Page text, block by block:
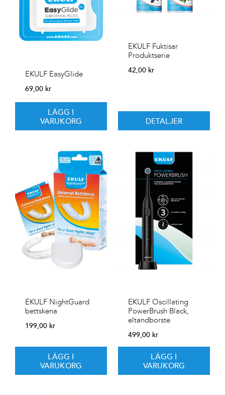
EKULF EasyGlide
69,00 kr
LÄGG I
VARUKORG
EKULF Fuktisar
Produktserie
42,00 kr
DETALJER
EKULF NightGuard
bettskena
199,00 kr
LÄGG I
VARUKORG
EKULF Oscillating
PowerBrush Black,
eltandborste
499,00 kr
LÄGG I
VARUKORG